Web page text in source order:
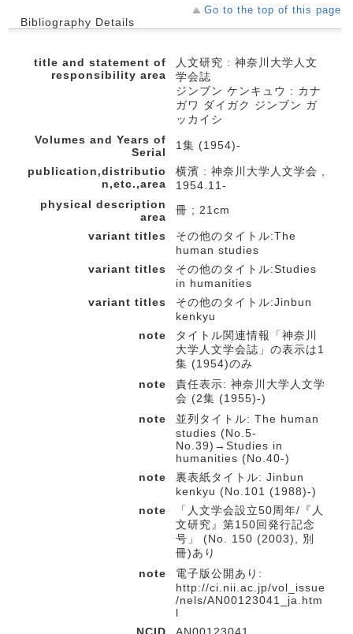
Go to the top of this page
Bibliography Details
title and statement of
responsibility area
人文研究 : 神奈川大学人文
学会誌
ジンブン ケンキュウ : カナ
ガワ ダイガク ジンブン ガ
ッカイシ
Volumes and Years of
Serial
1集 (1954)-
publication,distributio
n,etc.,area
横濱 : 神奈川大学人文学会 ,
1954.11-
physical description
area
冊 ; 21cm
variant titles
その他のタイトル:The
human studies
variant titles
その他のタイトル:Studies
in humanities
variant titles
その他のタイトル:Jinbun
kenkyu
note
タイトル関連情報「神奈川
大学人文学会誌」の表示は1
集 (1954)のみ
note
責任表示: 神奈川大学人文学
会 (2集 (1955)-)
note
並列タイトル: The human
studies (No.5-
No.39)→Studies in
humanities (No.40-)
note
裏表紙タイトル: Jinbun
kenkyu (No.101 (1988)-)
note
「人文学会設立50周年/『人
文研究』第150回発行記念
号」 (No. 150 (2003), 別
冊)あり
note
電子版公開あり:
http://ci.nii.ac.jp/vol_issue
/nels/AN00123041_ja.htm
l